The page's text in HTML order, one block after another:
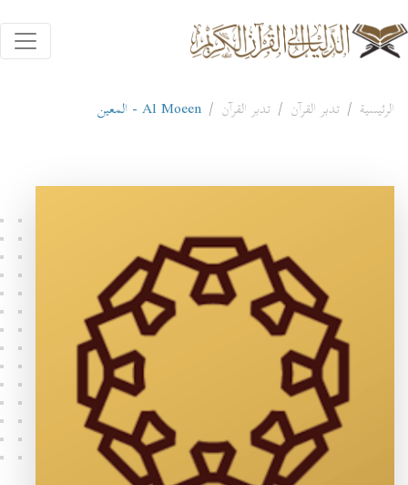
الرئيسية تدبر القرآن تدبر القرآن Al Moeen - المعين